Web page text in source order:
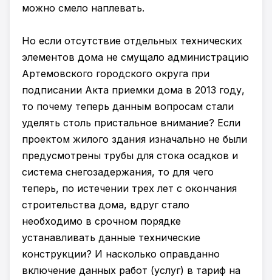
можно смело наплевать.
Но если отсутствие отдельных технических
элементов дома не смущало администрацию
Артемовского городского округа при
подписании Акта приемки дома в 2013 году,
то почему теперь данным вопросам стали
уделять столь пристальное внимание? Если
проектом жилого здания изначально не были
предусмотрены трубы для стока осадков и
система снегозадержания, то для чего
теперь, по истечении трех лет с окончания
строительства дома, вдруг стало
необходимо в срочном порядке
устанавливать данные технические
конструкции? И насколько оправданно
включение данных работ (услуг) в тариф на